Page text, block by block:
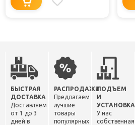
БЫСТРАЯ
ДОСТАВКА
Доставляем
от 1 до 3
дней в
РАСПРОДАЖИ
Предлагаем
лучшие
товары
популярных
ПОДЪЕМ
И
УСТАНОВКА
У нас
собственная